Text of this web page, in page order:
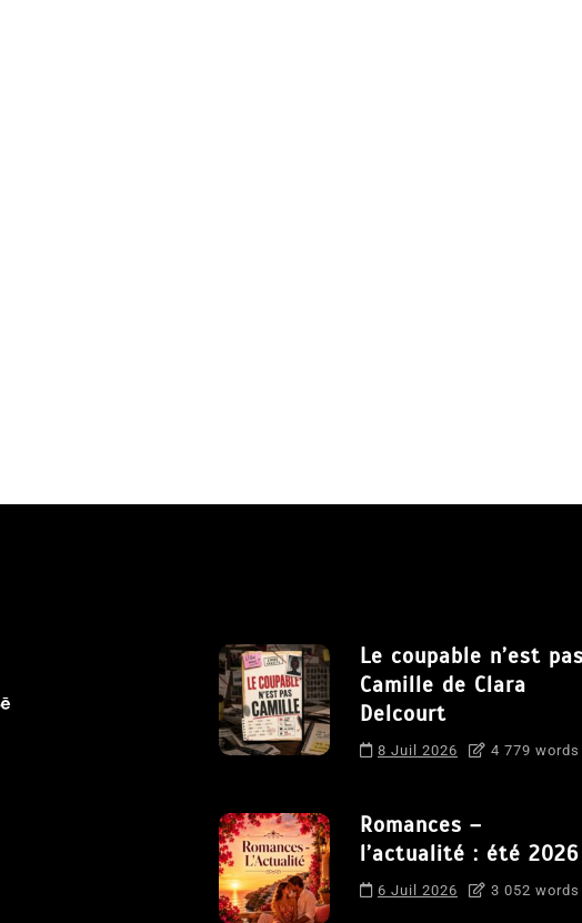
Le coupable n’est pas
Camille de Clara
Delcourt
8 Juil 2026 4 779 words
Romances –
l’actualité : été 2026
6 Juil 2026 3 052 words